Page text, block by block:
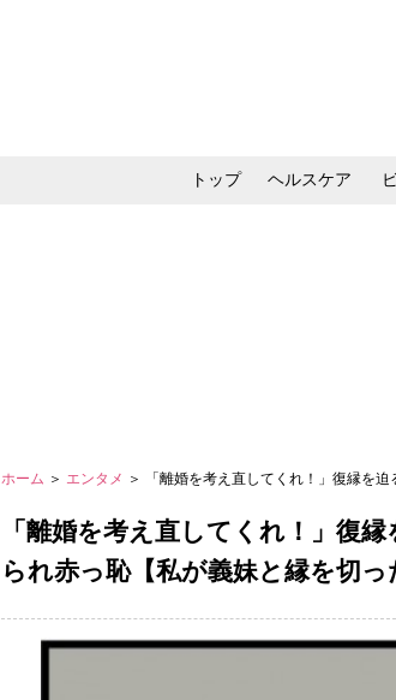
トップ ヘルスケア
ホーム ＞ エンタメ ＞ 「離婚を考え直してくれ！」復縁を
「離婚を考え直してくれ！」復
られ赤っ恥【私が義妹と縁を切っ